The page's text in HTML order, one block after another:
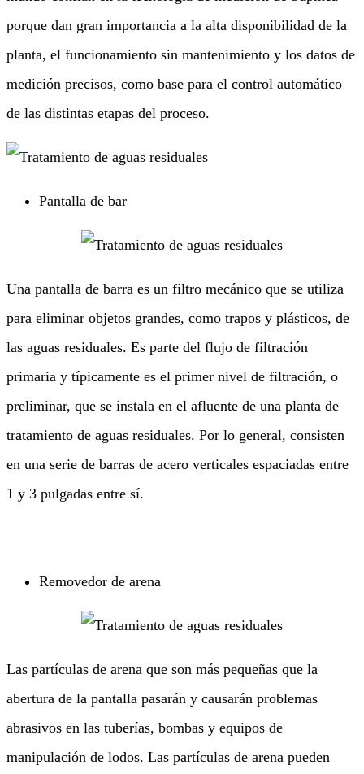
porque dan gran importancia a la alta disponibilidad de la
planta, el funcionamiento sin mantenimiento y los datos de
medición precisos, como base para el control automático
de las distintas etapas del proceso.
Pantalla de bar
Una pantalla de barra es un filtro mecánico que se utiliza
para eliminar objetos grandes, como trapos y plásticos, de
las aguas residuales. Es parte del flujo de filtración
primaria y típicamente es el primer nivel de filtración, o
preliminar, que se instala en el afluente de una planta de
tratamiento de aguas residuales. Por lo general, consisten
en una serie de barras de acero verticales espaciadas entre
1 y 3 pulgadas entre sí.
Removedor de arena
Las partículas de arena que son más pequeñas que la
abertura de la pantalla pasarán y causarán problemas
abrasivos en las tuberías, bombas y equipos de
manipulación de lodos. Las partículas de arena pueden